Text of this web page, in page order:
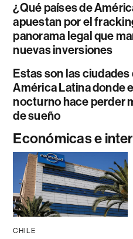
¿Qué países de
apuestan por el
panorama legal que
nuevas inversiones
Estas son las ciudades
América Latina donde
nocturno hace perder
de sueño
Económicas e
CHILE